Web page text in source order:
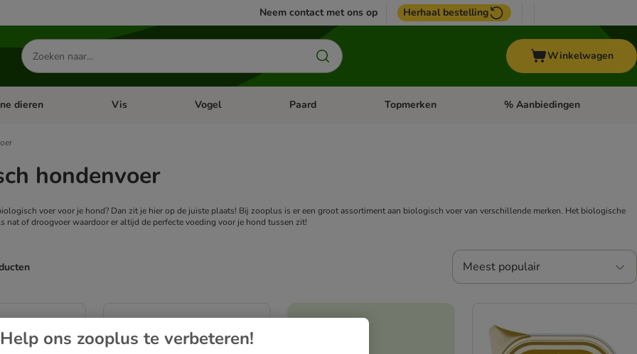
Neem contact met ons op Herhaal bestelling
Zoeken
naar
producten
Winkelwagen
categorie menu: Apotheek
dieren Open categorie menu: Kleine dieren
Vis Open categorie menu: Vis
Vogel Open categorie menu: Vogel
Paard Open categorie menu: Paard
Topmerken Open categorie menu:
% Aanbiedingen
hondenvoer
voer voor je hond? Dan zit je hier op de juiste plaats! Bij zooplus is er een groot assortiment aan biologisch voer van verschillende merken. Het biologische
nat of droogvoer waardoor er altijd de perfecte voeding voor je hond tussen zit!
Meest populair
Help ons zooplus te verbeteren!